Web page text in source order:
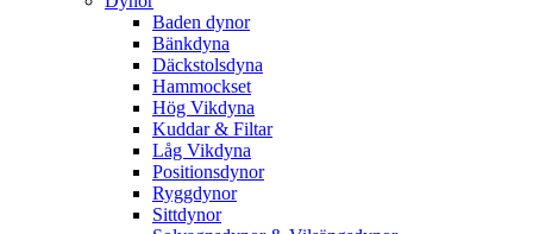
Baden dynor
Bänkdyna
Däckstolsdyna
Hammockset
Hög Vikdyna
Kuddar & Filtar
Låg Vikdyna
Positionsdynor
Ryggdynor
Sittdynor